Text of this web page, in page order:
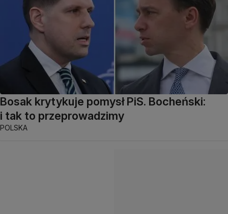
Bosak krytykuje pomysł PiS. Bocheński:
i tak to przeprowadzimy
POLSKA